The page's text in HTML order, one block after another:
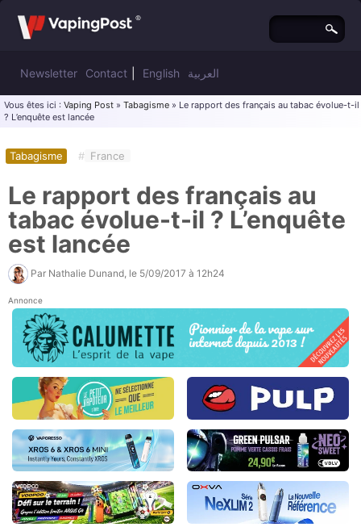
Newsletter Contact English العربية
Vous êtes ici : Vaping Post » Tabagisme » Le rapport des français au tabac évolue-t-il
? L’enquête est lancée
Tabagisme # France
Le rapport des français au
tabac évolue-t-il ? L’enquête
est lancée
Par Nathalie Dunand , le 5/09/2017 à 12h24
Annonce